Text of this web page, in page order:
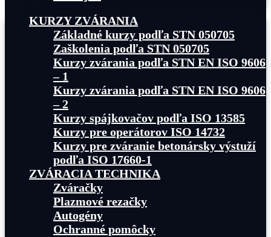
KURZY ZVÁRANIA
Základné kurzy podľa STN 050705
Zaškolenia podľa STN 050705
Kurzy zvárania podľa STN EN ISO 9606
– 1
Kurzy zvárania podľa STN EN ISO 9606
– 2
Kurzy spájkovačov podľa ISO 13585
Kurzy pre operátorov ISO 14732
Kurzy pre zváranie betonársky výstuží
podľa ISO 17660-1
ZVÁRACIA TECHNIKA
Zváračky
Plazmové rezačky
Autogény
Ochranné pomôcky